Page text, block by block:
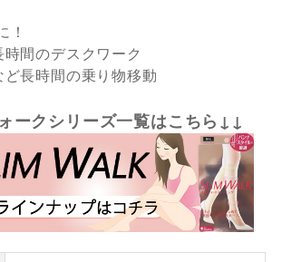
！
間のデスクワーク
長時間の乗り物移動
ークシリーズ一覧はこちら↓↓